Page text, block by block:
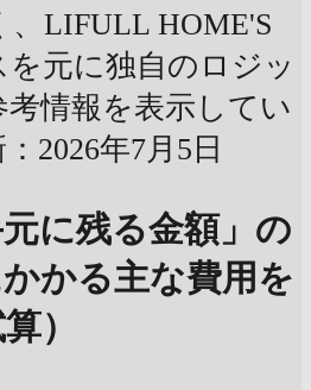
LIFULL HOME'S
元に独自のロジッ
情報を表示してい
2026年7月5日
に残る金額」の
かる主な費用を
）